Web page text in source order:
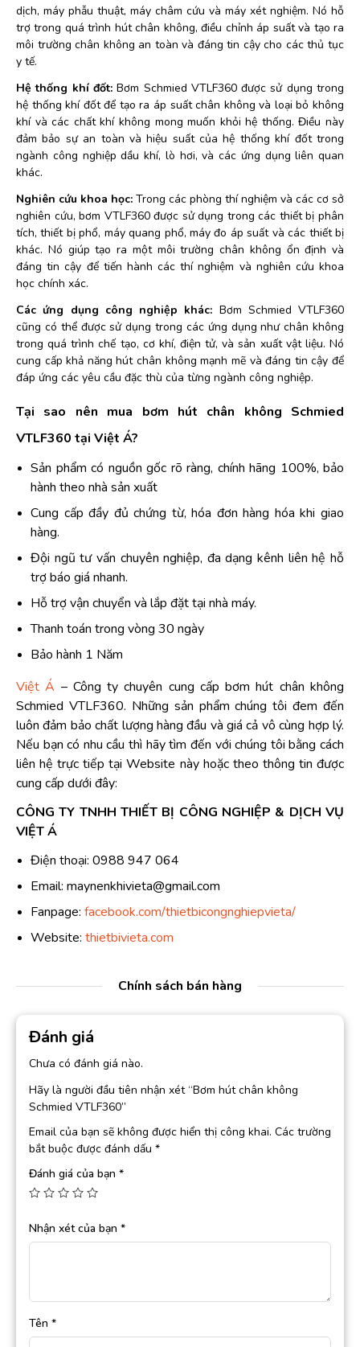
dịch, máy phẫu thuật, máy châm cứu và máy xét nghiệm. Nó hỗ
trợ trong quá trình hút chân không, điều chỉnh áp suất và tạo ra
môi trường chân không an toàn và đáng tin cậy cho các thủ tục
y tế.
Hệ thống khí đốt:Bơm Schmied VTLF360 được sử dụng trong
hệ thống khí đốt để tạo ra áp suất chân không và loại bỏ không
khí và các chất khí không mong muốn khỏi hệ thống. Điều này
đảm bảo sự an toàn và hiệu suất của hệ thống khí đốt trong
ngành công nghiệp dầu khí, lò hơi, và các ứng dụng liên quan
khác.
Nghiên cứu khoa học: Trong các phòng thí nghiệm và các cơ sở
nghiên cứu, bơm VTLF360 được sử dụng trong các thiết bị phân
tích, thiết bị phổ, máy quang phổ, máy đo áp suất và các thiết bị
khác. Nó giúp tạo ra một môi trường chân không ổn định và
đáng tin cậy để tiến hành các thí nghiệm và nghiên cứu khoa
học chính xác.
Các ứng dụng công nghiệp khác: Bơm Schmied VTLF360
cũng có thể được sử dụng trong các ứng dụng như chân không
trong quá trình chế tạo, cơ khí, điện tử, và sản xuất vật liệu. Nó
cung cấp khả năng hút chân không mạnh mẽ và đáng tin cậy để
đáp ứng các yêu cầu đặc thù của từng ngành công nghiệp.
Tại sao nên mua bơm hút chân không Schmied
VTLF360 tại Việt Á?
Sản phẩm có nguồn gốc rõ ràng, chính hãng 100%, bảo
hành theo nhà sản xuất
Cung cấp đầy đủ chứng từ, hóa đơn hàng hóa khi giao
hàng.
Đội ngũ tư vấn chuyên nghiệp, đa dạng kênh liên hệ hỗ
trợ báo giá nhanh.
Hỗ trợ vận chuyển và lắp đặt tại nhà máy.
Thanh toán trong vòng 30 ngày
Bảo hành 1 Năm
Việt Á – Công ty chuyên cung cấp bơm hút chân không
Schmied VTLF360. Những sản phẩm chúng tôi đem đến
luôn đảm bảo chất lượng hàng đầu và giá cả vô cùng hợp lý.
Nếu bạn có nhu cầu thì hãy tìm đến với chúng tôi bằng cách
liên hệ trực tiếp tại Website này hoặc theo thông tin được
cung cấp dưới đây:
CÔNG TY TNHH THIẾT BỊ CÔNG NGHIỆP & DỊCH VỤ
VIỆT Á
Điện thoại: 0988 947 064
Email: maynenkhivieta@gmail.com
Fanpage: facebook.com/thietbicongnghiepvieta/
Website: thietbivieta.com
Chính sách bán hàng
Đánh giá
Chưa có đánh giá nào.
Hãy là người đầu tiên nhận xét “Bơm hút chân không
Schmied VTLF360”
Email của bạn sẽ không được hiển thị công khai. Các trường
bắt buộc được đánh dấu *
Đánh giá của bạn *
Nhận xét của bạn *
Tên *